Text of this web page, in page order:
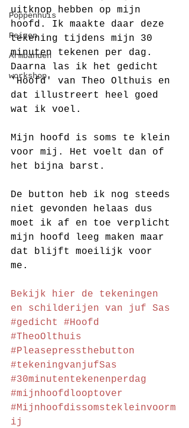
Poppenhuis
Reizen
Armbanden
workshop
uitknop hebben op mijn
hoofd. Ik maakte daar deze
tekening tijdens mijn 30
minuten tekenen per dag.
Daarna las ik het gedicht
'Hoofd' van Theo Olthuis en
dat illustreert heel goed
wat ik voel.
Mijn hoofd is soms te klein
voor mij. Het voelt dan of
het bijna barst.
De button heb ik nog steeds
niet gevonden helaas dus
moet ik af en toe verplicht
mijn hoofd leeg maken maar
dat blijft moeilijk voor
me.
Bekijk hier de tekeningen
en schilderijen van juf Sas
#gedicht
#Hoofd
#TheoOlthuis
#Pleasepressthebutton
#tekeningvanjufSas
#30minutentekenenperdag
#mijnhoofdlooptover
#Mijnhoofdissomstekleinvoorm
ij